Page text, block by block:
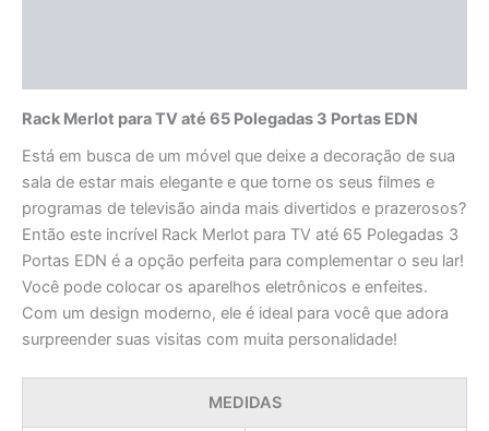
Rack Merlot para TV até 65 Polegadas 3 Portas EDN
Está em busca de um móvel que deixe a decoração de sua
sala de estar mais elegante e que torne os seus filmes e
programas de televisão ainda mais divertidos e prazerosos?
Então este incrível Rack Merlot para TV até 65 Polegadas 3
Portas EDN é a opção perfeita para complementar o seu lar!
Você pode colocar os aparelhos eletrônicos e enfeites.
Com um design moderno, ele é ideal para você que adora
surpreender suas visitas com muita personalidade!
MEDIDAS